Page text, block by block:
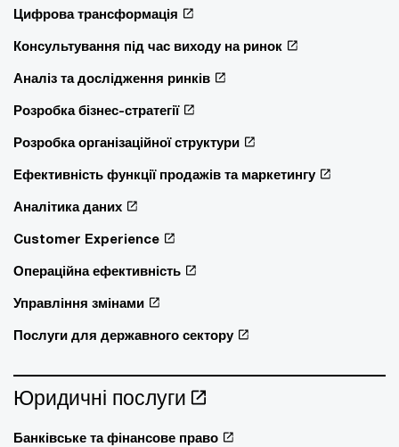
Цифрова трансформація
Консультування під час виходу на ринок
Аналіз та дослідження ринків
Розробка бізнес-стратегії
Розробка організаційної структури
Ефективність функції продажів та маркетингу
Аналітика даних
Customer Experience
Операційна ефективність
Управління змінами
Послуги для державного сектору
Юридичні послуги
Банківське та фінансове право